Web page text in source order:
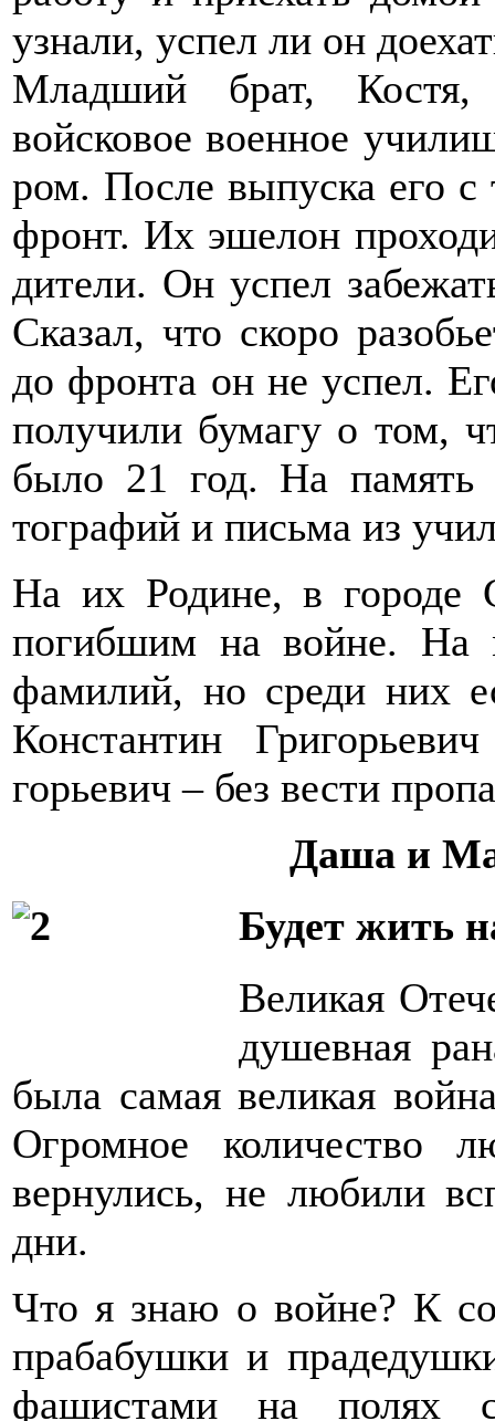
узнали, успел ли он
Младший брат, Костя,
войсковое военное
ром. После выпуска его с
фронт. Их эшелон
дители. Он успел
Сказал, что скоро
до фронта он не успел.
получили бумагу о том,
было 21 год. На память
тографий и письма из
На их Родине, в городе
погибшим на войне. На
фамилий, но среди них
Константин
горьевич – без вести
Даша и
Будет жить
Великая
душевная
была самая великая
Огромное ко­личество
вернулись, не любили
дни.
Что я знаю о войне? К
прабабушки и
фашистами на полях